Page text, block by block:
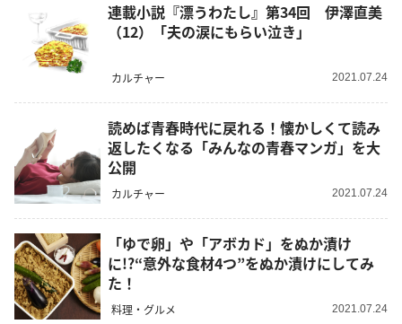
連載小説『漂うわたし』第34回 伊澤直美
（12）「夫の涙にもらい泣き」
カルチャー 2021.07.24
読めば青春時代に戻れる！懐かしくて読み
返したくなる「みんなの青春マンガ」を大
公開
カルチャー 2021.07.24
「ゆで卵」や「アボカド」をぬか漬け
に!?“意外な食材4つ”をぬか漬けにしてみ
た！
料理・グルメ 2021.07.24